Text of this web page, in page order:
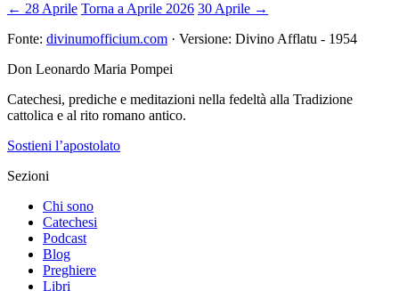
← 28 Aprile Torna a Aprile 2026 30 Aprile →
Fonte: divinumofficium.com · Versione: Divino Afflatu - 1954
Don Leonardo Maria Pompei
Catechesi, prediche e meditazioni nella fedeltà alla Tradizione
cattolica e al rito romano antico.
Sostieni l’apostolato
Sezioni
Chi sono
Catechesi
Podcast
Blog
Preghiere
Libri